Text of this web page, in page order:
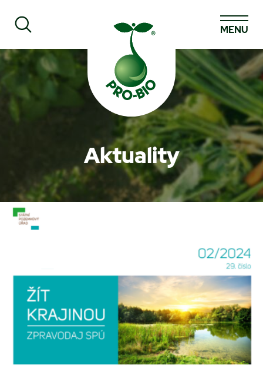
Prohledat PRO-BIO
MENU
Aktuality